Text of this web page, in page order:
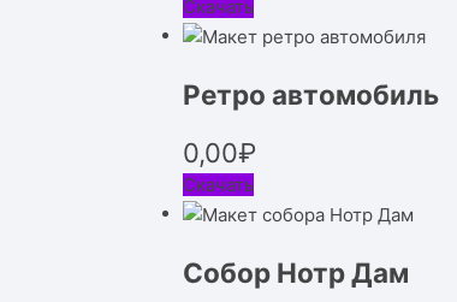
Скачать
Ретро автомобиль
0,00₽
Скачать
Собор Нотр Дам